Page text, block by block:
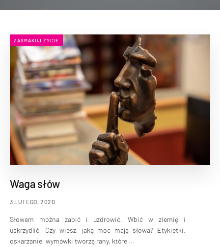
ZASMAKUJ ŻYCIE
Waga słów
3 LUTEGO, 2020
Słowem można zabić i uzdrowić. Wbić w ziemię i
uskrzydlić. Czy wiesz, jaką moc mają słowa? Etykietki,
oskarżanie, wymówki tworzą rany, które ...